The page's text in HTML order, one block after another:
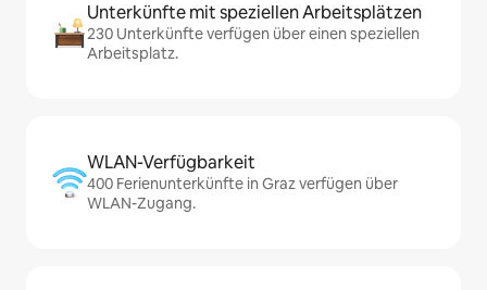
Unterkünfte mit speziellen Arbeitsplätzen
230 Unterkünfte verfügen über einen speziellen
Arbeitsplatz.
WLAN-Verfügbarkeit
400 Ferienunterkünfte in Graz verfügen über
WLAN-Zugang.